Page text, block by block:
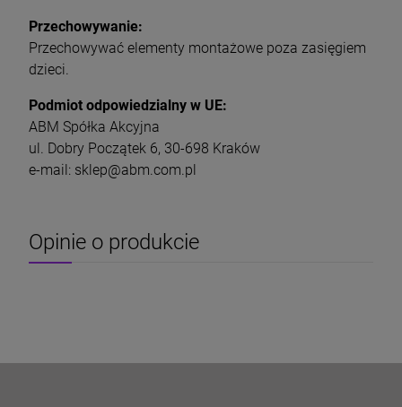
Przechowywanie:
Przechowywać elementy montażowe poza zasięgiem
dzieci.
Podmiot odpowiedzialny w UE:
ABM Spółka Akcyjna
ul. Dobry Początek 6, 30-698 Kraków
e-mail: sklep@abm.com.pl
Opinie o produkcie